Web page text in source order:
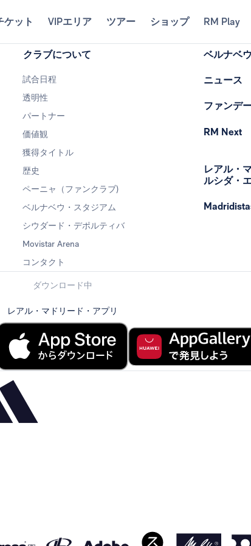
ケット VIPエリア ツアー ショップ RM Play
クラブについて
試合日程
透明性
パートナー
価値観
獲得タイトル
歴史
ペーニャ（ファンクラブ)
ベルナベウ・スタジアム
シウダード・デポルティバ
Movistar Arena
コンタクト
ベルナベ
ニュース
ファンデ
RM Next
レアル・
ルシダ・
ダウンロード中
レアル・マドリード・アプリ